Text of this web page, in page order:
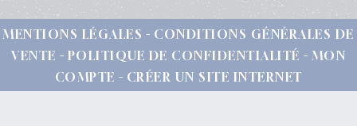
MENTIONS LÉGALES
CONDITIONS GÉNÉRALES DE
VENTE
POLITIQUE DE CONFIDENTIALITÉ
MON
COMPTE
CRÉER UN SITE INTERNET